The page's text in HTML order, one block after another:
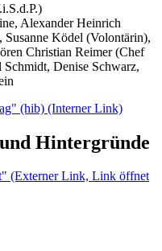
Alexander Heinrich
Susanne Ködel (Volontärin),
Christian Reimer (Chef
Denise Schwarz,
(hib) (Interner Link)
Hintergründe
(Externer Link, Link öffnet